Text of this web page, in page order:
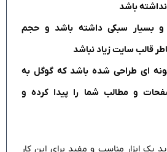
باشد
و بسیار سبکی داشته باشد و حجم
قالب سایت زیاد نباشد
ای طراحی شده باشد که گوگل به
و مطالب شما را پیدا کرده و
یک ابزار مناسب و مفید برای این کار